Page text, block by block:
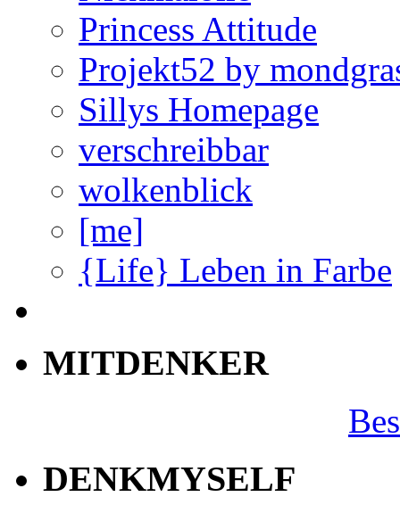
Princess Attitude
Projekt52 by
Sillys Homepage
verschreibbar
wolkenblick
[me]
{Life} Leben in Farbe
MITDENKER
DENKMYSELF